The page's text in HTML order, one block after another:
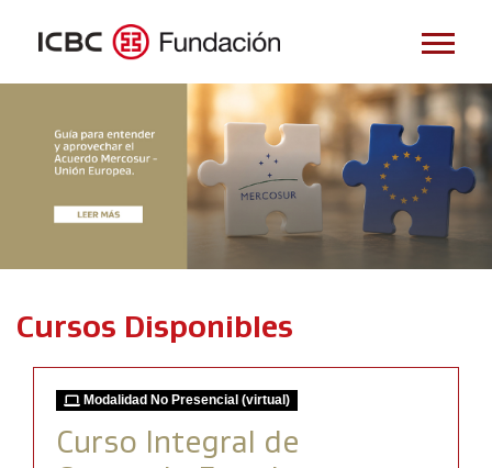
Cursos Disponibles
Modalidad No Presencial (virtual)
Curso Integral de